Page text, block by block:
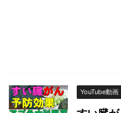
YouTube動画